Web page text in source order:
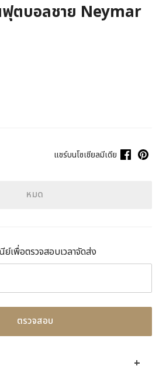
ฟุตบอลชาย Neymar
แชร์บนโซเชียลมีเดีย
หมด
พื่อตรวจสอบเวลาจัดส่ง
ตรวจสอบ